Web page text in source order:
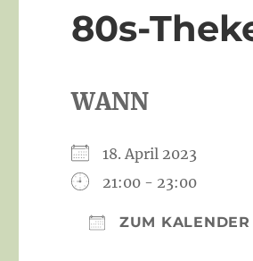
80s-
WANN
18. April 2023
21:00 - 23:00
ZUM